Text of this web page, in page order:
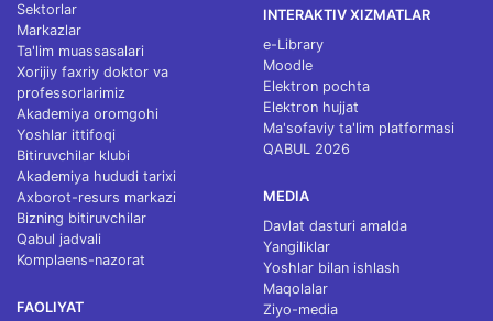
Sektorlar
Markazlar
Ta'lim muassasalari
Xorijiy faxriy doktor va
professorlarimiz
Akademiya oromgohi
Yoshlar ittifoqi
Bitiruvchilar klubi
Akademiya hududi tarixi
Axborot-resurs markazi
Bizning bitiruvchilar
Qabul jadvali
Komplaens-nazorat
FAOLIYAT
INTERAKTIV XIZMATLAR
e-Library
Moodle
Elektron pochta
Elektron hujjat
Ma'sofaviy ta'lim platformasi
QABUL 2026
MEDIA
Davlat dasturi amalda
Yangiliklar
Yoshlar bilan ishlash
Maqolalar
Ziyo-media